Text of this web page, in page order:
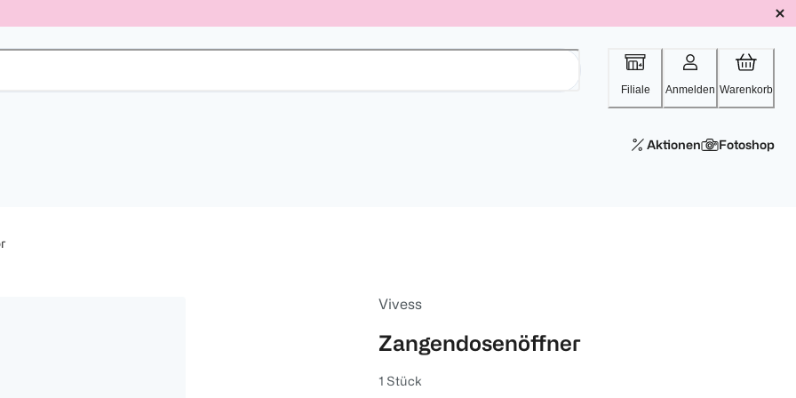
Filiale Anmelden Warenkorb
Aktionen Fotoshop
Vivess
Zangendosenöffner
1 Stück